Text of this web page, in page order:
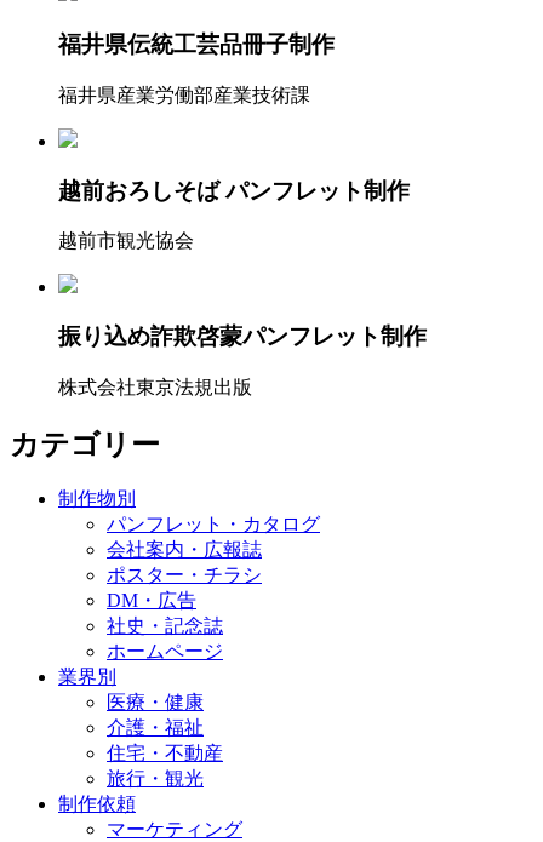
福井県伝統工芸品冊子制作
福井県産業労働部産業技術課
越前おろしそば パンフレット制作
越前市観光協会
振り込め詐欺啓蒙パンフレット制作
株式会社東京法規出版
カテゴリー
制作物別
パンフレット・カタログ
会社案内・広報誌
ポスター・チラシ
DM・広告
社史・記念誌
ホームページ
業界別
医療・健康
介護・福祉
住宅・不動産
旅行・観光
制作依頼
マーケティング